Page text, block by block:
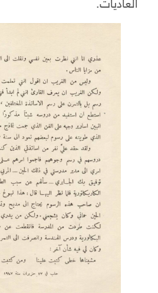
العاديات.